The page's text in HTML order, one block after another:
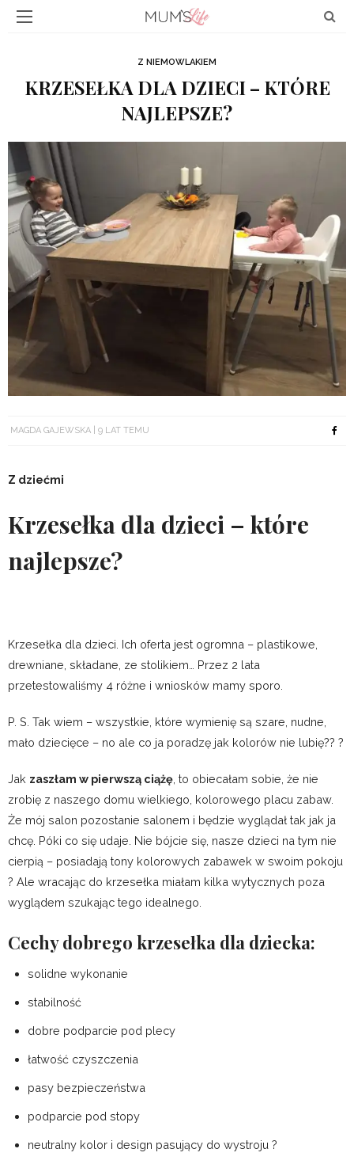
Z NIEMOWLAKIEM
KRZESEŁKA DLA DZIECI – KTÓRE
NAJLEPSZE?
MAGDA GAJEWSKA 9 LAT TEMU
Z dziećmi
Krzesełka dla dzieci – które
najlepsze?
Krzesełka dla dzieci. Ich oferta jest ogromna – plastikowe,
drewniane, składane, ze stolikiem… Przez 2 lata
przetestowaliśmy 4 różne i wniosków mamy sporo.
P. S. Tak wiem – wszystkie, które wymienię są szare, nudne,
mało dziecięce – no ale co ja poradzę jak kolorów nie lubię?? ?
Jak zaszłam w pierwszą ciążę , to obiecałam sobie, że nie
zrobię z naszego domu wielkiego, kolorowego placu zabaw.
Że mój salon pozostanie salonem i będzie wyglądał tak jak ja
chcę. Póki co się udaje. Nie bójcie się, nasze dzieci na tym nie
cierpią – posiadają tony kolorowych zabawek w swoim pokoju
? Ale wracając do krzesełka miałam kilka wytycznych poza
wyglądem szukając tego idealnego.
Cechy dobrego krzesełka dla dziecka:
solidne wykonanie
stabilność
dobre podparcie pod plecy
łatwość czyszczenia
pasy bezpieczeństwa
podparcie pod stopy
neutralny kolor i design pasujący do wystroju ?